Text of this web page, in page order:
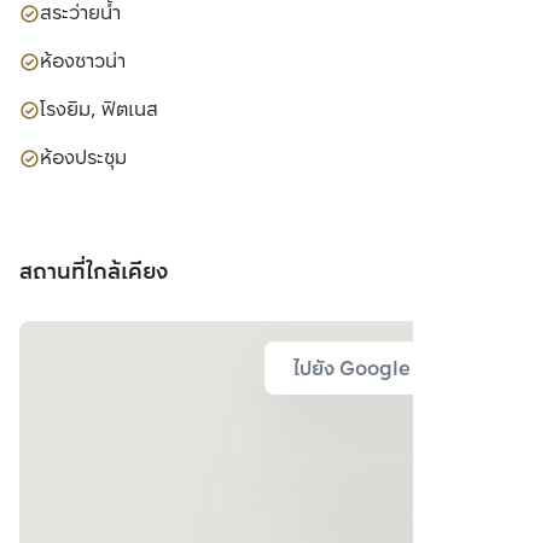
สระว่ายน้ำ
ห้องซาวน่า
โรงยิม, ฟิตเนส
ห้องประชุม
สถานที่ใกล้เคียง
ไปยัง Google Map